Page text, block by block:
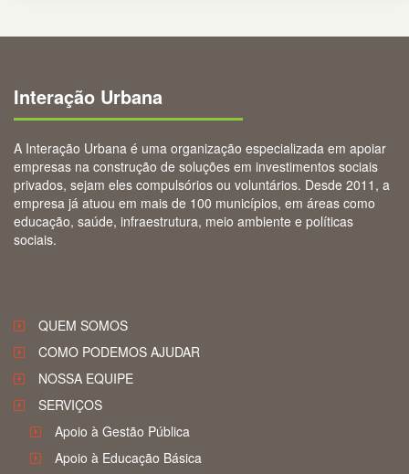
Interação Urbana
A Interação Urbana é uma organização especializada em apoiar
empresas na construção de soluções em investimentos sociais
privados, sejam eles compulsórios ou voluntários. Desde 2011, a
empresa já atuou em mais de 100 municípios, em áreas como
educação, saúde, infraestrutura, meio ambiente e políticas
sociais.
QUEM SOMOS
COMO PODEMOS AJUDAR
NOSSA EQUIPE
SERVIÇOS
Apoio à Gestão Pública
Apoio à Educação Básica